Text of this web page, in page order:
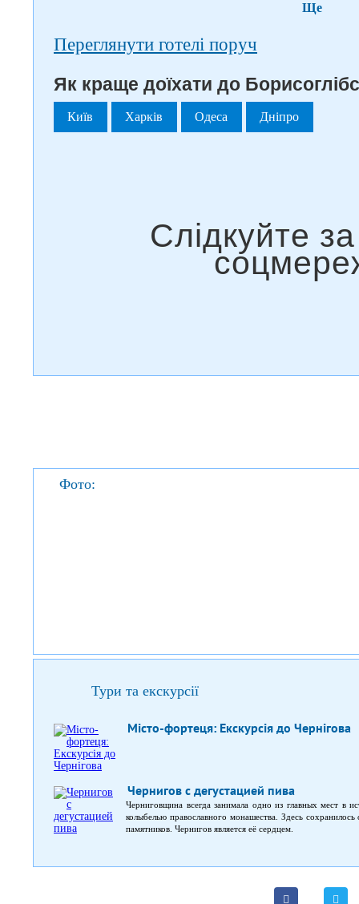
Ще
Переглянути готелі поруч
Як краще доїхати до
Київ Харків Одеса Дніпро
Фото:
Тури та екскурсії
Місто-фортеця: Екскурсія до Чернігова
Чернигов с дегустацией пива
Черниговщина всегда занимала одно из главных мест в
колыбелью православного монашества. Здесь
памятников. Чернигов является её сердцем.